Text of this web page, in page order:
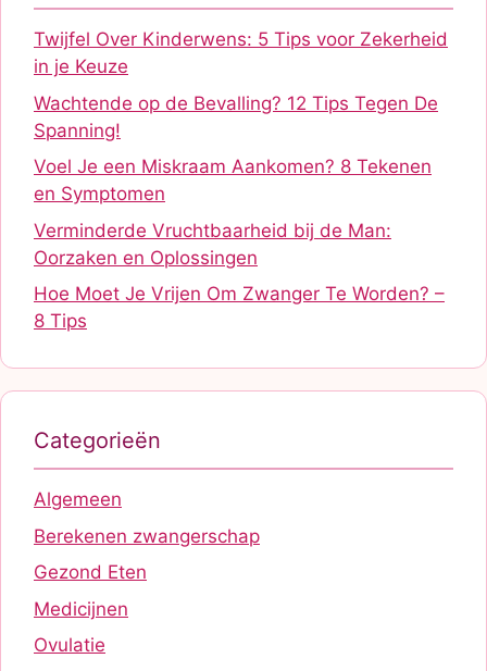
Twijfel Over Kinderwens: 5 Tips voor Zekerheid
in je Keuze
Wachtende op de Bevalling? 12 Tips Tegen De
Spanning!
Voel Je een Miskraam Aankomen? 8 Tekenen
en Symptomen
Verminderde Vruchtbaarheid bij de Man:
Oorzaken en Oplossingen
Hoe Moet Je Vrijen Om Zwanger Te Worden? –
8 Tips
Categorieën
Algemeen
Berekenen zwangerschap
Gezond Eten
Medicijnen
Ovulatie